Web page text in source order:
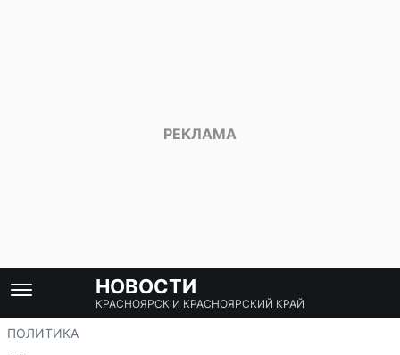
НОВОСТИ
КРАСНОЯРСК И КРАСНОЯРСКИЙ КРАЙ
ПОЛИТИКА